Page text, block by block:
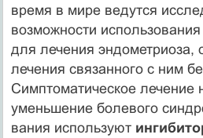
время в мире ведутся
возможности
для лечения эндометриоза,
лечения связанного с ним
Симптоматическое лечение
уменьшение болевого
вания используют